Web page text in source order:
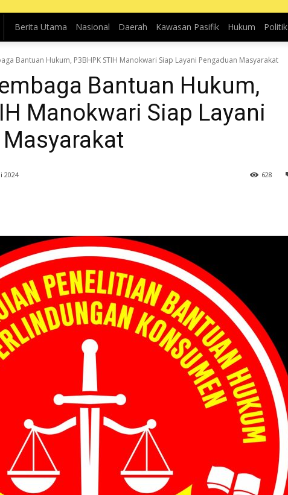
Berita Utama Nasional Daerah Kawasan Pasifik Hukum Politik
Bantuan Hukum, P3BHPK STIH Manokwari Siap Layani Pengaduan Masyarakat
Bantuan Hukum,
Manokwari Siap Layani
2024 628